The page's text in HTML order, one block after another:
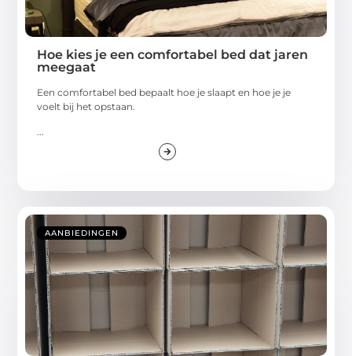
Hoe kies je een comfortabel bed dat jaren
meegaat
Een comfortabel bed bepaalt hoe je slaapt en hoe je je
voelt bij het opstaan.
...
AANBIEDINGEN